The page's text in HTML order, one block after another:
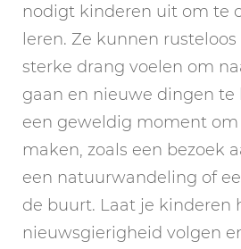
nodigt kinderen uit om te
leren. Ze kunnen
sterke drang voelen om
gaan en nieuwe dingen te
een geweldig moment
maken, zoals een bezoek
een natuurwandeling of
de buurt. Laat je kinderen
nieuwsgierigheid volgen